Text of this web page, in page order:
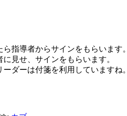
指導者からサインをもらいます。
見せ、サインをもらいます。
ダーは付箋を利用していますね。